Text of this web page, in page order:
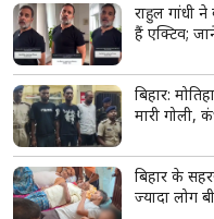
नशे में था
डोप टेस्ट को
IIT दिल्ली में
नाराज,
महाराष्ट्र
शरद पवार